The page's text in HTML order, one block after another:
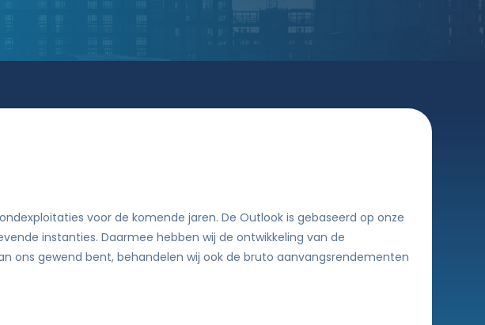
voor de komende jaren. De Outlook is gebaseerd op onze
instanties. Daarmee hebben wij de ontwikkeling van de
ons gewend bent, behandelen wij ook de bruto aanvangsrendementen